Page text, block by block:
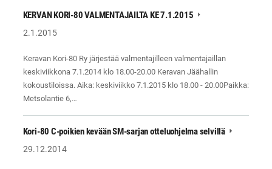
KERVAN KORI-80 VALMENTAJAILTA KE 7.1.2015
2.1.2015
Keravan Kori-80 Ry järjestää valmentajilleen valmentajaillan
keskiviikkona 7.1.2014 klo 18.00-20.00 Keravan Jäähallin
kokoustiloissa. Aika: keskiviikko 7.1.2015 klo 18.00 - 20.00Paikka:
Metsolantie 6,…
Kori-80 C-poikien kevään SM-sarjan otteluohjelma selvillä
29.12.2014